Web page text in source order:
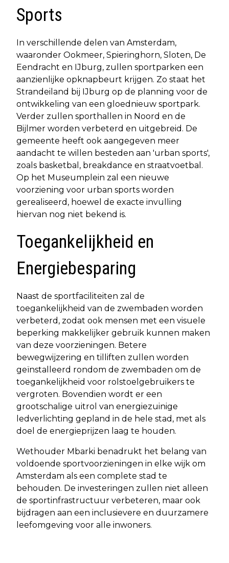
Sports
In verschillende delen van Amsterdam,
waaronder Ookmeer, Spieringhorn, Sloten, De
Eendracht en IJburg, zullen sportparken een
aanzienlijke opknapbeurt krijgen. Zo staat het
Strandeiland bij IJburg op de planning voor de
ontwikkeling van een gloednieuw sportpark.
Verder zullen sporthallen in Noord en de
Bijlmer worden verbeterd en uitgebreid. De
gemeente heeft ook aangegeven meer
aandacht te willen besteden aan 'urban sports',
zoals basketbal, breakdance en straatvoetbal.
Op het Museumplein zal een nieuwe
voorziening voor urban sports worden
gerealiseerd, hoewel de exacte invulling
hiervan nog niet bekend is.
Toegankelijkheid en
Energiebesparing
Naast de sportfaciliteiten zal de
toegankelijkheid van de zwembaden worden
verbeterd, zodat ook mensen met een visuele
beperking makkelijker gebruik kunnen maken
van deze voorzieningen. Betere
bewegwijzering en tilliften zullen worden
geïnstalleerd rondom de zwembaden om de
toegankelijkheid voor rolstoelgebruikers te
vergroten. Bovendien wordt er een
grootschalige uitrol van energiezuinige
ledverlichting gepland in de hele stad, met als
doel de energieprijzen laag te houden.
Wethouder Mbarki benadrukt het belang van
voldoende sportvoorzieningen in elke wijk om
Amsterdam als een complete stad te
behouden. De investeringen zullen niet alleen
de sportinfrastructuur verbeteren, maar ook
bijdragen aan een inclusievere en duurzamere
leefomgeving voor alle inwoners.